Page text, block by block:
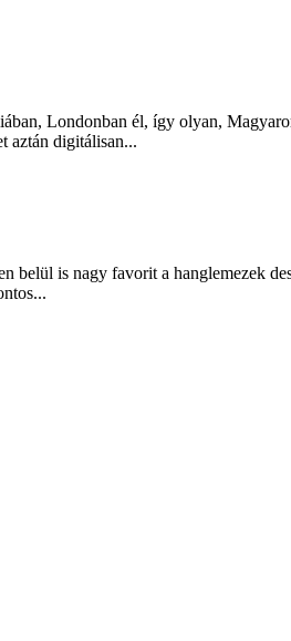
Londonban él, így olyan,
aztán digitálisan...
belül is nagy favorit a